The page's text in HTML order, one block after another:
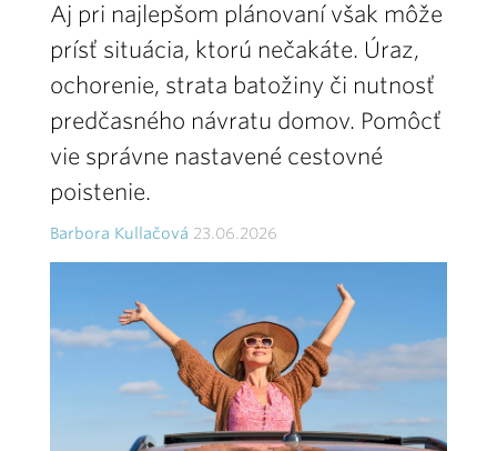
Aj pri najlepšom plánovaní však môže
prísť situácia, ktorú nečakáte. Úraz,
ochorenie, strata batožiny či nutnosť
predčasného návratu domov. Pomôcť
vie správne nastavené cestovné
poistenie.
Barbora Kullačová 23.06.2026